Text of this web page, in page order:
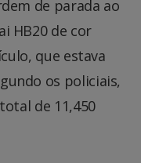
de parada ao
HB20 de cor
que estava
os policiais,
de 11,450